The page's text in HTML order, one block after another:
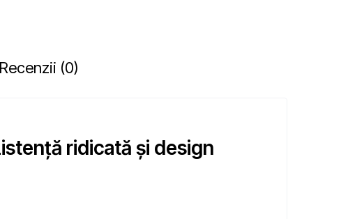
Recenzii (0)
ridicată și design